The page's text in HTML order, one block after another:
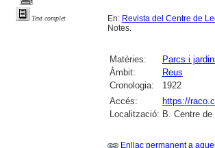
Text complet En: Revista del Centre de
Notes.
Matèries:
Parcs i
Àmbit:
Reus
Cronologia:
1922
Accés:
https://
Localització: B. Centre
Enllaç permanent a